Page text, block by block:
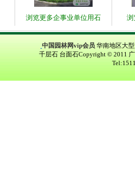
浏览更多企事业单位用石 浏
中国园林网vip会员 华南地区大
千层石 台面石Copyright © 2011